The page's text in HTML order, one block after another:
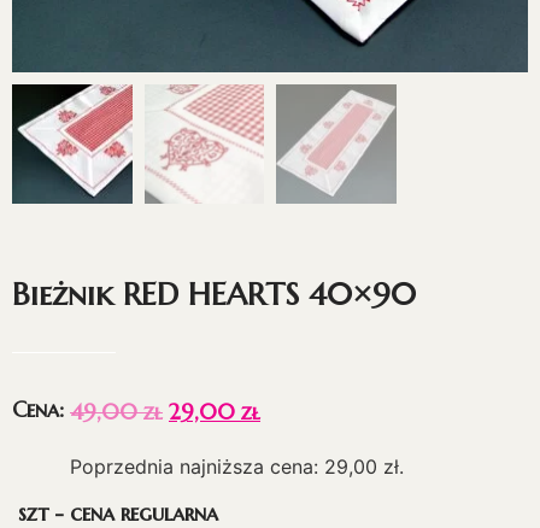
Bieżnik RED HEARTS 40×90
Cena: 49,00zł 29,00 zł
Poprzednia najniższa cena: 29,00 zł.
szt - cena regularna